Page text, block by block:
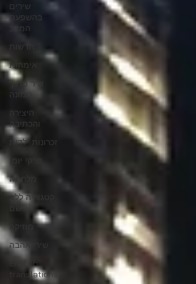
שירים
בהשפעת
המצב
חדשות
אימהות
שיר מתוך
תמונה
היצירה
והכתיבה
זכרונות ילדות
פרקי יומן
מלחמה
קטגוריה ללא
שם
מוזיקה
שירי אהבה
English
translations